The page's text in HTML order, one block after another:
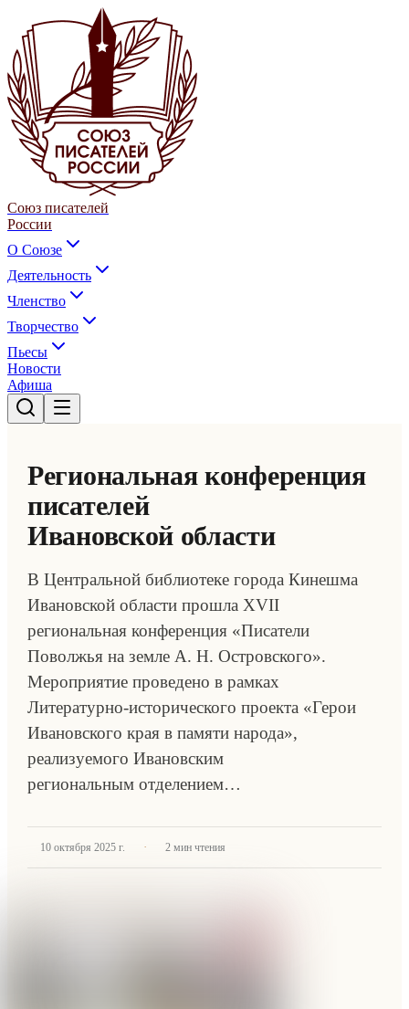
Союз писателей
России
О Союзе
Деятельность
Членство
Творчество
Пьесы
Новости
Афиша
Региональная конференция
писателей
Ивановской области
В Центральной библиотеке города Кинешма
Ивановской области прошла XVII
региональная конференция «Писатели
Поволжья на земле А. Н. Островского».
Мероприятие проведено в рамках
Литературно-исторического проекта «Герои
Ивановского края в памяти народа»,
реализуемого Ивановским
региональным отделением…
10 октября 2025 г. · 2 мин чтения